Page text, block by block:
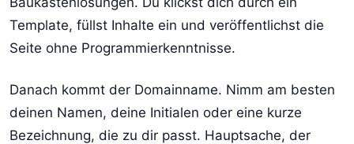
Template, füllst Inhalte ein und veröffentlichst die
Seite ohne Programmierkenntnisse.
Danach kommt der Domainname. Nimm am besten
deinen Namen, deine Initialen oder eine kurze
Bezeichnung, die zu dir passt. Hauptsache, der